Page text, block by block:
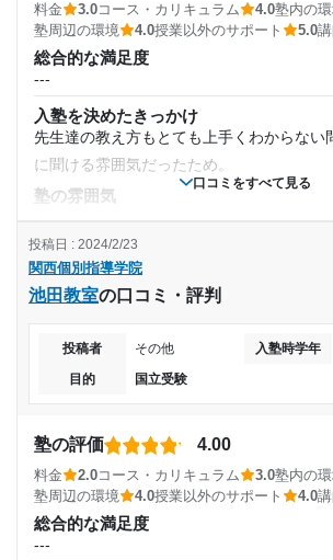
2022年3月〜2023年3月(1年1ヶ月)
浪人生
受講コース
通年
通塾頻度
週2日
1時間～2時間未満
月額料金
授業以外のサポート
(相談・面談、家庭学習のサポート、授業以外のコミュ
自習室が快適、受講していない教科も自習
れ、担当制なので一人一人へのサポートが
利用詳細
入塾時の学年
受講コース
通年,春期講習,夏期講習,冬期講習
通塾頻度
---
口コミをすべて見る
料金 3.0コース・カリキュラム 4.0塾内の
塾周辺の環境
4.0授業以外のサポート 5.0
総合的な満足度
---
入塾を決めたきっかけ
先生達の教え方もとても上手くわからない
に聞ける雰囲気だったため。
塾の雰囲気
料金
他の個別指導塾と比べ安いか高いかはあま
が金額にあった指導だと思いました。
目標を達成出来るようになにをどのくらい
を考えて提案して頂けるのでよかったです。
塾内の環境
コロナ期間で換気をしないといけないため
関西個別指導学院
池田教室の口コミ・評判
投稿日 : 2024/2/23
投稿者 その他 入塾時学年
目的
国立受験
塾の評価 4.00
料金 2.0コース・カリキュラム 3.0塾内の
塾周辺の環境
4.0授業以外のサポート 4.0
総合的な満足度
---